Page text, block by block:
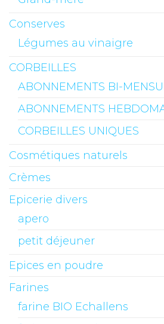
Conserves
Légumes au vinaigre
CORBEILLES
ABONNEMENTS BI-
ABONNEMENTS
CORBEILLES UNIQUES
Cosmétiques naturels
Crèmes
Epicerie divers
apero
petit déjeuner
Epices en poudre
Farines
farine BIO Echallens